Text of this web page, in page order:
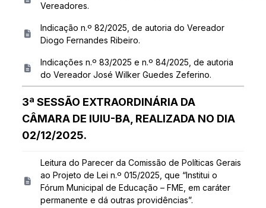
Vereadores.
Indicação n.º 82/2025, de autoria do Vereador
Diogo Fernandes Ribeiro.
Indicações n.º 83/2025 e n.º 84/2025, de autoria
do Vereador José Wilker Guedes Zeferino.
3ª SESSÃO EXTRAORDINÁRIA DA
CÂMARA DE IUIU-BA, REALIZADA NO DIA
02/12/2025.
Leitura do Parecer da Comissão de Políticas Gerais
ao Projeto de Lei n.º 015/2025, que “Institui o
Fórum Municipal de Educação – FME, em caráter
permanente e dá outras providências”.